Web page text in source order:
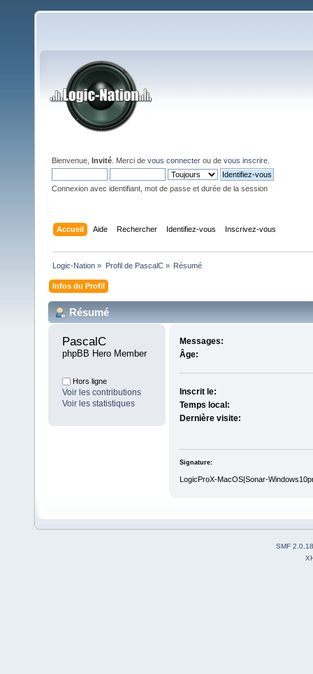
Bienvenue, Invité . Merci de vous connecter ou de vous inscrire
Connexion avec identifiant, mot de passe et durée de la session
Accueil Aide Rechercher Identifiez-vous Inscrivez-vous
Logic-Nation » Profil de PascalC» Résumé
Infos du Profil
Résumé
PascalC
phpBB Hero Member
Hors ligne
Voir les contributions
Voir les statistiques
Messages:
Âge:
Inscrit le:
Temps local:
Dernière visite:
Signature:
LogicProX-MacOS|Sonar-
SMF 2.0.18